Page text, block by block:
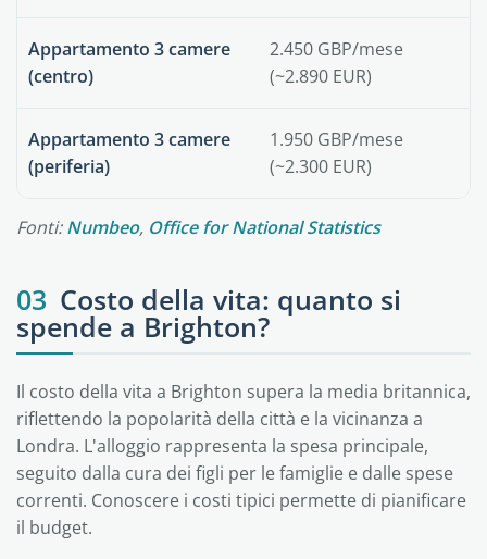
Appartamento 3 camere
(centro)
2.450 GBP/mese
(~2.890 EUR)
Appartamento 3 camere
(periferia)
1.950 GBP/mese
(~2.300 EUR)
Fonti:Numbeo, Office for National Statistics
03 Costo della vita: quanto si
spende a Brighton?
Il costo della vita a Brighton supera la media britannica,
riflettendo la popolarità della città e la vicinanza a
Londra. L'alloggio rappresenta la spesa principale,
seguito dalla cura dei figli per le famiglie e dalle spese
correnti. Conoscere i costi tipici permette di pianificare
il budget.